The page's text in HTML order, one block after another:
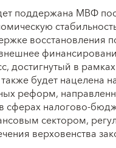
поддержана МВФ
восстановления
достигнутый в
будет нацелена
реформ,
сферах налогово-
сектором,
верховенства